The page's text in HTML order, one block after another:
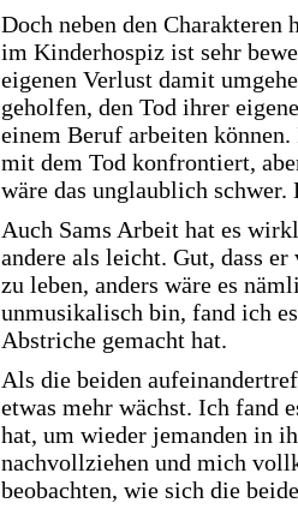
Doch neben den
im Kinderhospiz ist sehr
eigenen Verlust damit
geholfen, den Tod ihrer
einem Beruf arbeiten
mit dem Tod konfrontiert,
wäre das unglaublich
Auch Sams Arbeit hat es
andere als leicht. Gut, dass
zu leben, anders wäre es
unmusikalisch bin, fand ich
Abstriche gemacht hat.
Als die beiden
etwas mehr wächst. Ich fand
hat, um wieder jemanden in
nachvollziehen und mich
beobachten, wie sich die